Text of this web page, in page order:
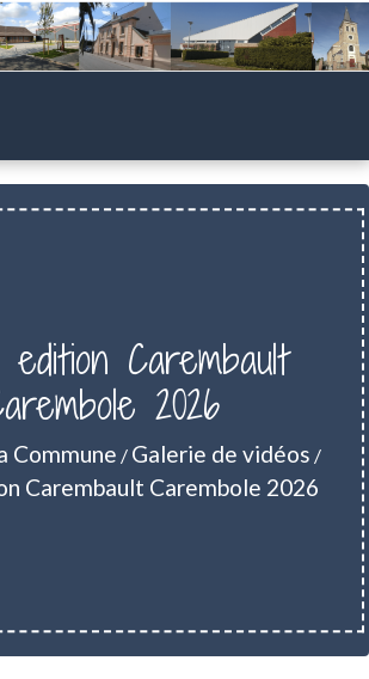
Carembault
2026
Commune / Galerie de vidéos /
Carembault Carembole 2026